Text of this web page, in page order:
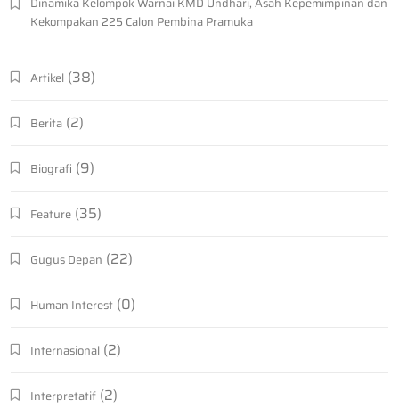
Kekompakan 225 Calon Pembina Pramuka
Artikel (38)
Berita (2)
Biografi (9)
Feature (35)
Gugus Depan (22)
Human Interest (0)
Internasional (2)
Interpretatif (2)